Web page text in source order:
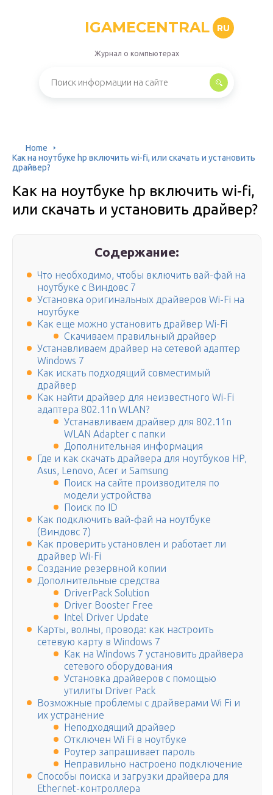
IGAMECENTRAL RU
Журнал о компьютерах
Home
Как на ноутбуке hp включить wi-fi, или скачать и установить
драйвер?
Как на ноутбуке hp включить wi-fi,
или скачать и установить драйвер?
Содержание:
Что необходимо, чтобы включить вай-фай на
ноутбуке с Виндовс 7
Установка оригинальных драйверов Wi-Fi на
ноутбуке
Как еще можно установить драйвер Wi-Fi
Скачиваем правильный драйвер
Устанавливаем драйвер на сетевой адаптер
Windows 7
Как искать подходящий совместимый
драйвер
Как найти драйвер для неизвестного Wi-Fi
адаптера 802.11n WLAN?
Устанавливаем драйвер для 802.11n
WLAN Adapter с папки
Дополнительная информация
Где и как скачать драйвера для ноутбуков HP,
Asus, Lenovo, Acer и Samsung
Поиск на сайте производителя по
модели устройства
Поиск по ID
Как подключить вай-фай на ноутбуке
(Виндовс 7)
Как проверить установлен и работает ли
драйвер Wi-Fi
Создание резервной копии
Дополнительные средства
DriverPack Solution
Driver Booster Free
Intel Driver Update
Карты, волны, провода: как настроить
сетевую карту в Windows 7
Как на Windows 7 установить драйвера
сетевого оборудования
Установка драйверов с помощью
утилиты Driver Pack
Возможные проблемы с драйверами Wi Fi и
их устранение
Неподходящий драйвер
Отключен Wi Fi в ноутбуке
Роутер запрашивает пароль
Неправильно настроено подключение
Способы поиска и загрузки драйвера для
Ethernet-контроллера